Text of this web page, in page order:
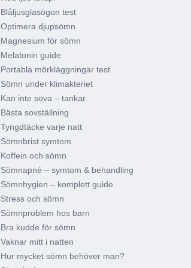
Blåljusglasögon test
Optimera djupsömn
Magnesium för sömn
Melatonin guide
Portabla mörkläggningar test
Sömn under klimakteriet
Kan inte sova – tankar
Bästa sovställning
Tyngdtäcke varje natt
Sömnbrist symtom
Koffein och sömn
Sömnapné – symtom & behandling
Sömnhygien – komplett guide
Stress och sömn
Sömnproblem hos barn
Bra kudde för sömn
Vaknar mitt i natten
Hur mycket sömn behöver man?